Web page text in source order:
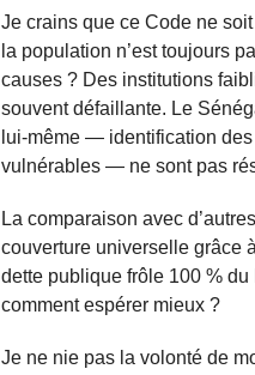
Je crains que ce Code ne
la population n’est toujours
causes ? Des institutions
souvent défaillante. Le
lui-même — identification
vulnérables — ne sont pas
La comparaison avec
couverture universelle grâce
dette publique frôle 100 %
comment espérer mieux ?
Je ne nie pas la volonté de